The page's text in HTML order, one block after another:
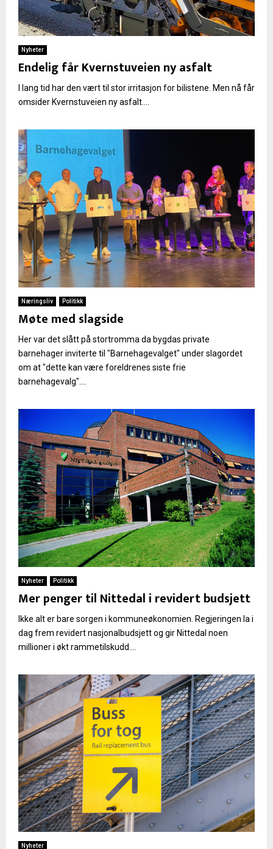
Nyheter
Endelig får Kvernstuveien ny asfalt
I lang tid har den vært til stor irritasjon for bilistene. Men nå får
omsider Kvernstuveien ny asfalt....
Næringsliv Politikk
Møte med slagside
Her var det slått på stortromma da bygdas private
barnehager inviterte til "Barnehagevalget" under slagordet
om at "dette kan være foreldrenes siste frie
barnehagevalg"....
Nyheter Politikk
Mer penger til Nittedal i revidert budsjett
Ikke alt er bare sorgen i kommuneøkonomien. Regjeringen la i
dag frem revidert nasjonalbudsjett og gir Nittedal noen
millioner i økt rammetilskudd....
Nyheter